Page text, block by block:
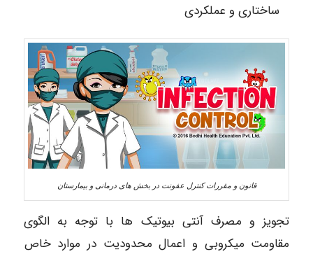
ساختاری و عملکردی
قانون و مقررات کنترل عفونت در بخش های درمانی و بیمارستان
تجویز و مصرف آنتی بیوتیک ها با توجه به الگوی
مقاومت میکروبی و اعمال محدودیت در موارد خاص